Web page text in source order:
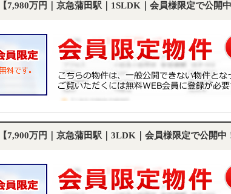
【7,980万円｜京急蒲田駅｜1SLDK｜会員様限定で公開中
【7,900万円｜京急蒲田駅｜3LDK｜会員様限定で公開中